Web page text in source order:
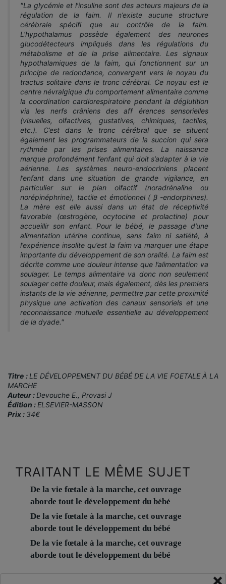
"La glycémie et l’insuline sont des acteurs majeurs de la
régulation de la faim. Il n’existe aucune structure
cérébrale spécifi que au contrôle de la faim.
L’hypothalamus possède également des neurones
glucodétecteurs impliqués dans les régulations du
métabolisme et de la prise alimentaire. Les signaux
hypothalamiques de la faim, qui fonctionnent sur un
principe de redondance, convergent vers le noyau du
tractus solitaire dans le tronc cérébral. Ce noyau est le
centre névralgique du comportement alimentaire comme
la coordination cardiorespiratoire pendant la déglutition
via les nerfs crâniens des aff érences sensorielles
(visuelles, olfactives, gustatives, chimiques, tactiles,
etc.). C’est dans le tronc cérébral que se situent
également les programmateurs de la succion qui sera
rythmée par les prises alimentaires. La naissance
marque profondément l’enfant qui doit s’adapter à la vie
aérienne. Les systèmes neuro-endocriniens placent
l’enfant dans une situation de grande vigilance, en
particulier sur le plan olfactif (noradrénaline ou
norépinéphrine), tactile et émotionnel ( β -endorphines).
La mère est elle aussi dans un état de réceptivité
favorable (œstrogène, ocytocine et prolactine) pour
accueillir son enfant. Pour le bébé, le passage d’une
alimentation utérine continue, sans faim ni satiété, à
l’expérience insolite qu’est la faim va marquer une étape
importante du développement de son oralité. La faim est
décrite comme une douleur intense que l’alimentation va
soulager. Le temps alimentaire va donc non seulement
soulager cette douleur, mais également, dès les premiers
instants de la vie aérienne, permettre par cette proximité
physique une activation des canaux sensoriels et une
reconnaissance mutuelle essentielle au développement
de la dyade."
Titre : LE DÉVELOPPEMENT DU BÉBÉ DE LA VIE FOETALE À LA
MARCHE
Auteur : Devouche E., Provasi J
Édition : ELSEVIER-MASSON
Prix : 34€
TRAITANT LE MÊME SUJET
De la vie fœtale à la marche, cet ouvrage
aborde tout le développement du bébé
De la vie fœtale à la marche, cet ouvrage
aborde tout le développement du bébé
De la vie fœtale à la marche, cet ouvrage
aborde tout le développement du bébé
×